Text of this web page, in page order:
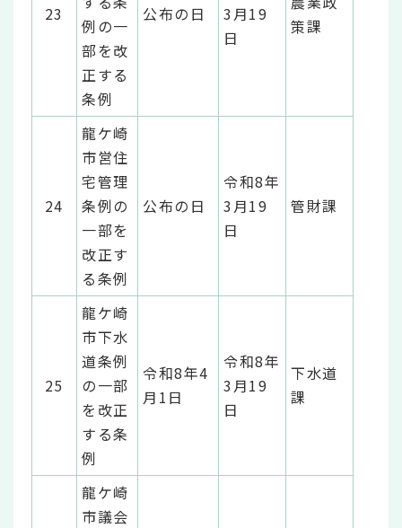
23
例の一
部を改
正する
条例
公布の日
3月19
日
策課
24
龍ケ崎
市営住
宅管理
条例の
一部を
改正す
る条例
公布の日
令和8年
3月19
日
管財課
25
龍ケ崎
市下水
道条例
の一部
を改正
する条
例
令和8年4
月1日
令和8年
3月19
日
下水道
課
龍ケ崎
市議会